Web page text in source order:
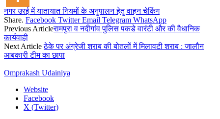
नगर उरई में यातायात नियमों के अनुपालन हेतु वाहन चेकिंग
Share. Facebook Twitter Email Telegram WhatsApp
Previous Articleरामपुरा व नदीगांव पुलिस पकडे वारंटी और की वैधानिक
कार्यवाही
Next Articleठेके पर अंग्रेजी शराब की बोतलों में मिलावटी शराब : जालौन
आबकारी टीम का छापा
Omprakash Udainiya
Website
Facebook
X (Twitter)